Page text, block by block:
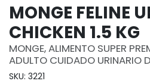
MONGE FELINE
CHICKEN 1.5 KG
MONGE, ALIMENTO SUPER
ADULTO CUIDADO URINARIO
SKU: 3221